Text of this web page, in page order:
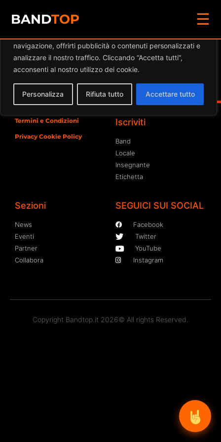
Diamo valore alla tua privacy
navigazione, offrirti pubblicità o contenuti personalizzati e
analizzare il nostro traffico. Cliccando “Accetta tutti”,
acconsenti al nostro utilizzo dei cookie.
Personalizza Rifiuta tutto Accettare tutto
BANDTOP
☰
Eventi aVICOLO SCHILKE
Termini e Condizioni
Privacy Cookie Policy
Iscriviti
Band
Locale
Insegnante
Etichetta
Sezioni
News
Eventi
Partner
Collabora
SEGUICI SUI SOCIAL
Facebook
Twitter
YouTube
Instagram
Copyright Bandtop.it 2026© All rights Reserved.